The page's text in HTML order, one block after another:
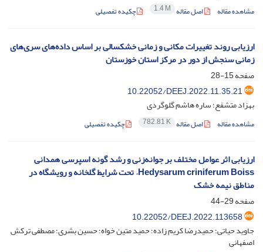
مشاهده مقاله اصل مقاله 1.4 M چکیده تفصیلی
ارزیابی روند تغییرات مکانی و زمانی خشکسالی بر اساس داده‌های سری‌های
زمانی سنجش از دور در مرکز استان خوزستان
صفحه15-28
10.22052/DEEJ.2022.11.35.21
بهزاد متشفع؛ ساره هاشم گلوگردی
مشاهده مقاله اصل مقاله 782.81 K چکیده تفصیلی
ارزیابی اثر عوامل مختلف بر جوانه‌زنی و رشد گونه اسپرسی همدانی
Hedysarum criniferum Boiss. تحت شرایط گلخانه و رویشگاه در
مناطق نیمه خشک
صفحه29-44
‎10.22052/DEEJ.2022.113658
جاوید حیاتی؛ حمیدرضا کریم زاده؛ حمید متین خواه؛ حسین بشری؛ مصطفی ترکش
اصفهانی